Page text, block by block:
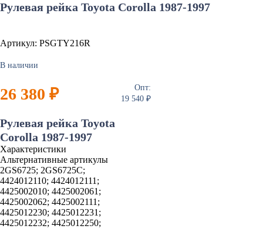
Рулевая рейка Toyota Corolla 1987-1997
Артикул: PSGTY216R
В наличии
26 380 ₽
Опт:
19 540 ₽
Рулевая рейка Toyota
Corolla 1987-1997
Характеристики
Альтернативные артикулы
2GS6725; 2GS6725C;
4424012110; 4424012111;
4425002010; 4425002061;
4425002062; 4425002111;
4425012230; 4425012231;
4425012232; 4425012250;